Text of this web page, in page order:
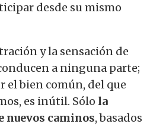
desde su mismo
y la sensación de
a ninguna parte;
el bien común, del que
es inútil. Sólo la
nuevos caminos, basados ​​